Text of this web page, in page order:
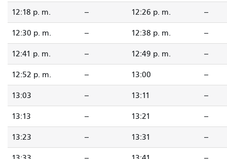
12:18 p. m. -- 12:26 p. m. --
12:30 p. m. -- 12:38 p. m. --
12:41 p. m. -- 12:49 p. m. --
12:52 p. m. -- 13:00 --
13:03 -- 13:11 --
13:13 -- 13:21 --
13:23 -- 13:31 --